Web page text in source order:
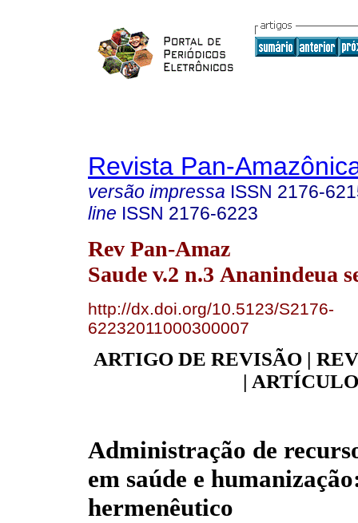
Revista Pan-
versão impressa ISSN 2176-
line ISSN 2176-6223
Rev Pan-Amaz
Saude v.2 n.3 Ananindeua
http://dx.doi.org/10.5123/S2176-
62232011000300007
ARTIGO DE REVISÃO |
|
Administração de
em saúde e
hermenêutico